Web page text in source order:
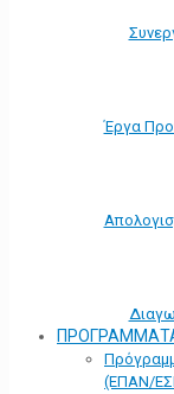
Έργα
(ΕΠΑΝ/